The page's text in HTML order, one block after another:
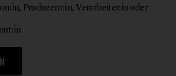
Produzent:in, Verarbeiter:in oder